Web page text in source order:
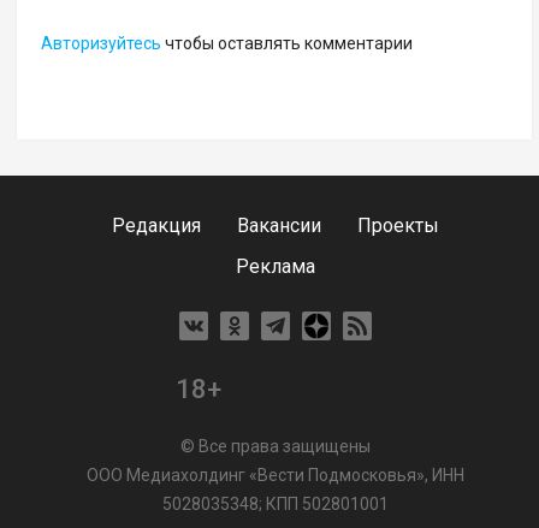
Авторизуйтесь чтобы оставлять комментарии
Редакция Вакансии
Проекты
Реклама
18+
© Все права защищены
ООО Медиахолдинг «Вести Подмосковья», ИНН
5028035348; КПП 502801001